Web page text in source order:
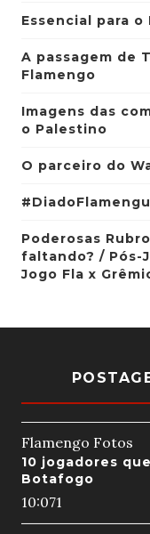
Essencial para o
A passagem de
Flamengo
Imagens das
o Palestino
O parceiro do
Poderosas
faltando? / Pós-
Jogo Fla x
Flamengo Fotos
10 jogadores
Botafogo
10:071